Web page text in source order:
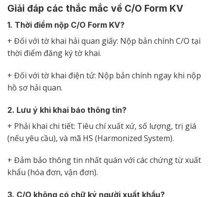
Giải đáp các thắc mắc về C/O Form KV
1. Thời điểm nộp C/O Form KV?
+ Đối với tờ khai hải quan giấy: Nộp bản chính C/O tại
thời điểm đăng ký tờ khai.
+ Đối với tờ khai điện tử: Nộp bản chính ngay khi nộp
hồ sơ hải quan.
2. Lưu ý khi khai báo thông tin?
+ Phải khai chi tiết: Tiêu chí xuất xứ, số lượng, trị giá
(nếu yêu cầu), và mã HS (Harmonized System).
+ Đảm bảo thông tin nhất quán với các chứng từ xuất
khẩu (hóa đơn, vận đơn).
3. C/O không có chữ ký người xuất khẩu?